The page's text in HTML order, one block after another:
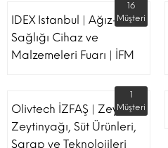
IDEX Istanbul | Ağız-Diş
Sağlığı Cihaz ve
Malzemeleri Fuarı | İFM
16
Müşteri
Olivtech İZFAŞ | Zeytin,
Zeytinyağı, Süt Ürünleri,
Şarap ve Teknolojileri
1
Müşteri